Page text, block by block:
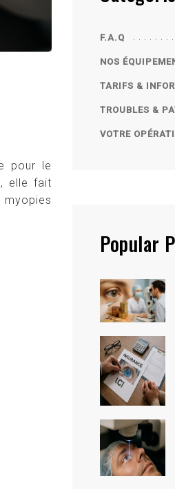
pour le
elle fait
F.A.Q
NOS
TARIFS &
TROUBLES &
VOTRE
Popular